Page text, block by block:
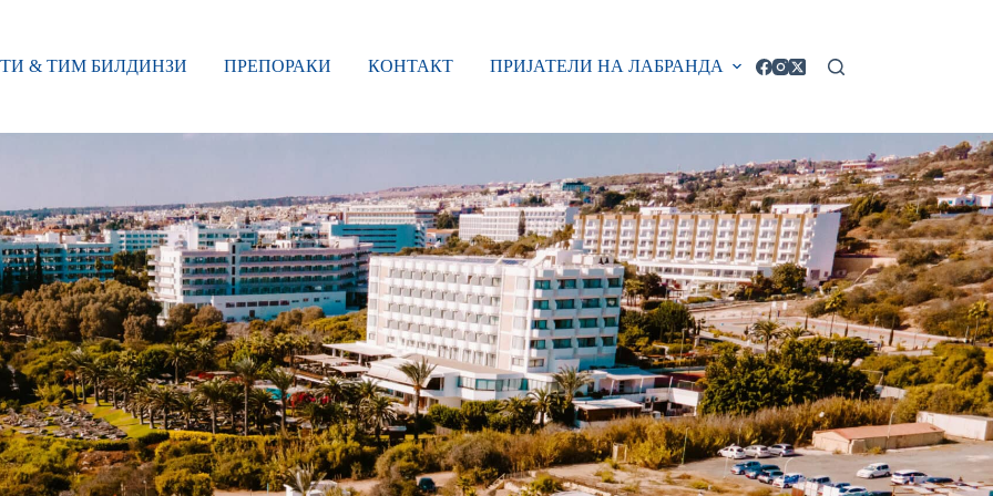
& ТИМ БИЛДИНЗИ ПРЕПОРАКИ КОНТАКТ ПРИЈАТЕЛИ НА ЛАБРАНДА